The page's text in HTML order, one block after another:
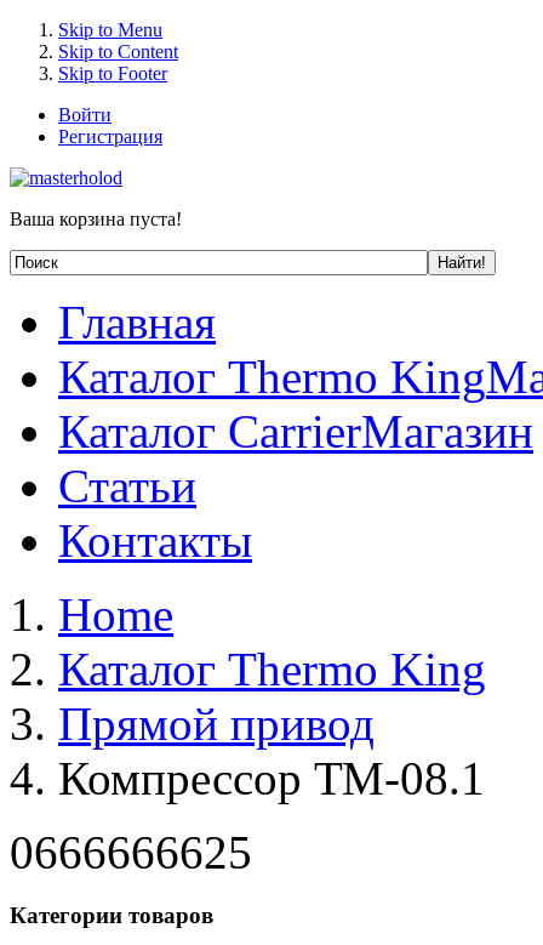
Skip to Menu
Skip to Content
Skip to Footer
Войти
Регистрация
Ваша корзина пуста!
Главная
Каталог Thermo King
Каталог CarrierМагазин
Статьи
Контакты
Home
Каталог Thermo King
Прямой привод
Компрессор ТМ-08.1
0666666625
Категории товаров